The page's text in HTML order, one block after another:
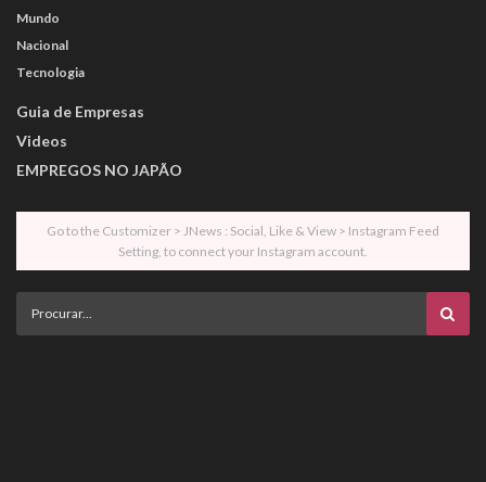
Mundo
Nacional
Tecnologia
Guia de Empresas
Videos
EMPREGOS NO JAPÃO
Go to the Customizer > JNews : Social, Like & View > Instagram Feed
Setting, to connect your Instagram account.